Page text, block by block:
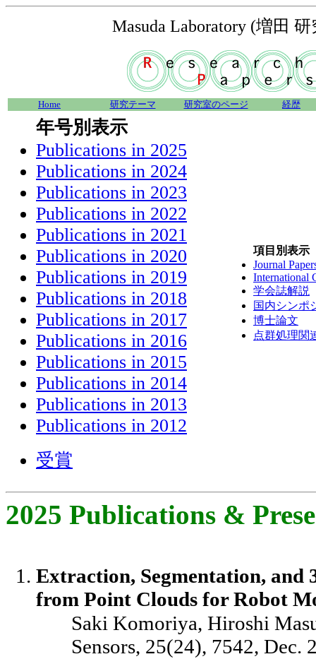
Masuda Laboratory (増田
Home 研究テーマ 研究室のページ 経歴
年号別表示
Publications in 2025
Publications in 2024
Publications in 2023
Publications in 2022
Publications in 2021
Publications in 2020
Publications in 2019
Publications in 2018
Publications in 2017
Publications in 2016
Publications in 2015
Publications in 2014
Publications in 2013
Publications in 2012
受賞
項目別表示
Journal
International
学会誌解説
国内シンポ
博士論文
点群処理関
2025 Publications &
Extraction, Segmentation, and
from Point Clouds for Robot
Saki Komoriya, Hiroshi
Sensors, 25(24), 7542, Dec.